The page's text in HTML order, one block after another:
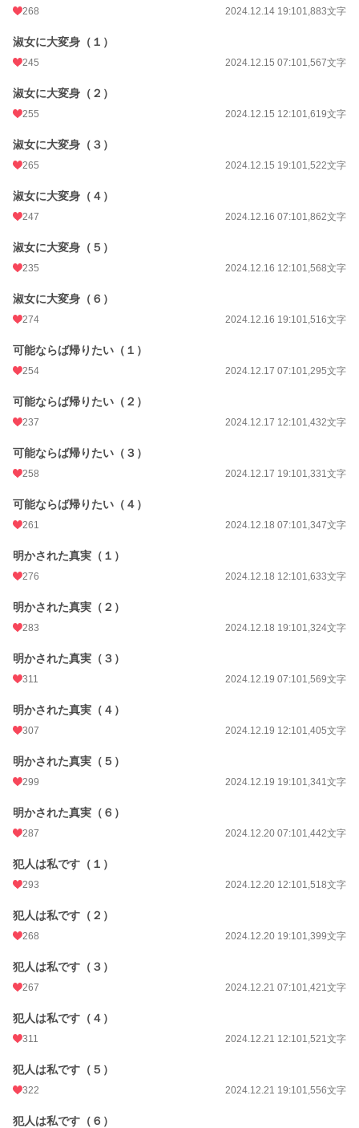
268 2024.12.14 19:101,883文字
淑女に大変身（１）
245 2024.12.15 07:101,567文字
淑女に大変身（２）
255 2024.12.15 12:101,619文字
淑女に大変身（３）
265 2024.12.15 19:101,522文字
淑女に大変身（４）
247 2024.12.16 07:101,862文字
淑女に大変身（５）
235 2024.12.16 12:101,568文字
淑女に大変身（６）
274 2024.12.16 19:101,516文字
可能ならば帰りたい（１）
254 2024.12.17 07:101,295文字
可能ならば帰りたい（２）
237 2024.12.17 12:101,432文字
可能ならば帰りたい（３）
258 2024.12.17 19:101,331文字
可能ならば帰りたい（４）
261 2024.12.18 07:101,347文字
明かされた真実（１）
276 2024.12.18 12:101,633文字
明かされた真実（２）
283 2024.12.18 19:101,324文字
明かされた真実（３）
311 2024.12.19 07:101,569文字
明かされた真実（４）
307 2024.12.19 12:101,405文字
明かされた真実（５）
299 2024.12.19 19:101,341文字
明かされた真実（６）
287 2024.12.20 07:101,442文字
犯人は私です（１）
293 2024.12.20 12:101,518文字
犯人は私です（２）
268 2024.12.20 19:101,399文字
犯人は私です（３）
267 2024.12.21 07:101,421文字
犯人は私です（４）
311 2024.12.21 12:101,521文字
犯人は私です（５）
322 2024.12.21 19:101,556文字
犯人は私です（６）